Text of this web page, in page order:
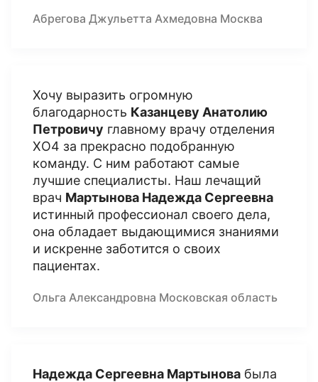
Абрегова Джульетта Ахмедовна Москва
Хочу выразить огромную
благодарность Казанцеву Анатолию
Петровичу главному врачу отделения
ХО4 за прекрасно подобранную
команду. С ним работают самые
лучшие специалисты. Наш лечащий
врач Мартынова Надежда Сергеевна
истинный профессионал своего дела,
она обладает выдающимися знаниями
и искренне заботится о своих
пациентах.
Ольга Александровна Московская область
Надежда Сергеевна Мартынова была